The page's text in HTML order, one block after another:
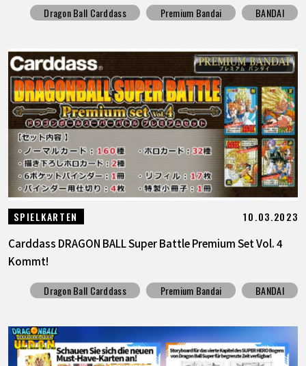
Dragon Ball Carddass Premium Bandai BANDAI
SPIELKARTEN 10.03.2023
Carddass DRAGON BALL Super Battle Premium Set Vol. 4
Kommt!
Dragon Ball Carddass Premium Bandai BANDAI